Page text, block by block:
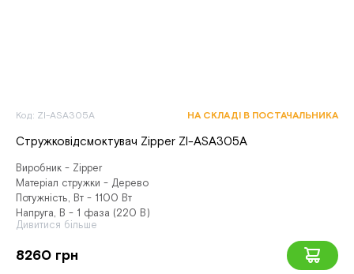
Код: ZI-ASA305A НА СКЛАДІ В ПОСТАЧАЛЬНИКА
Стружковідсмоктувач Zipper ZI-ASA305A
Виробник - Zipper
Матеріал стружки - Дерево
Потужність, Вт - 1100 Вт
Напруга, В - 1 фаза (220 В)
Дивитися більше
8260 грн